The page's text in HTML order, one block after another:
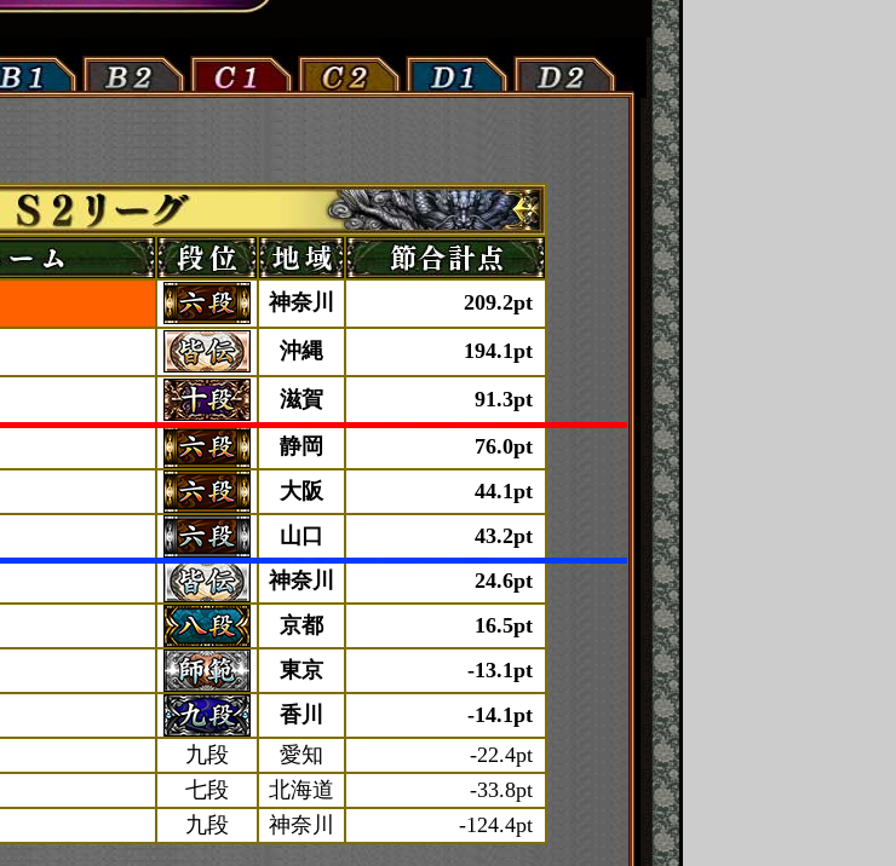
神奈川
209.2pt
沖縄
194.1pt
滋賀
91.3pt
静岡
76.0pt
大阪
44.1pt
山口
43.2pt
神奈川
24.6pt
京都
16.5pt
東京
-13.1pt
香川
-14.1pt
九段 愛知
-22.4pt
七段 北海道
-33.8pt
九段 神奈川 -124.4pt